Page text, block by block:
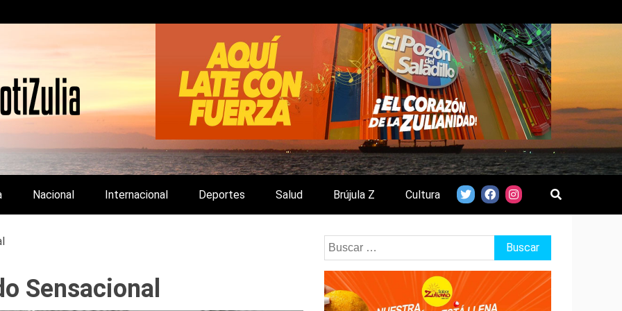
Y DE INTERÉS GENERAL.
Nacional Internacional Deportes Salud Brújula Z Cultura
Sensacional
Buscar: